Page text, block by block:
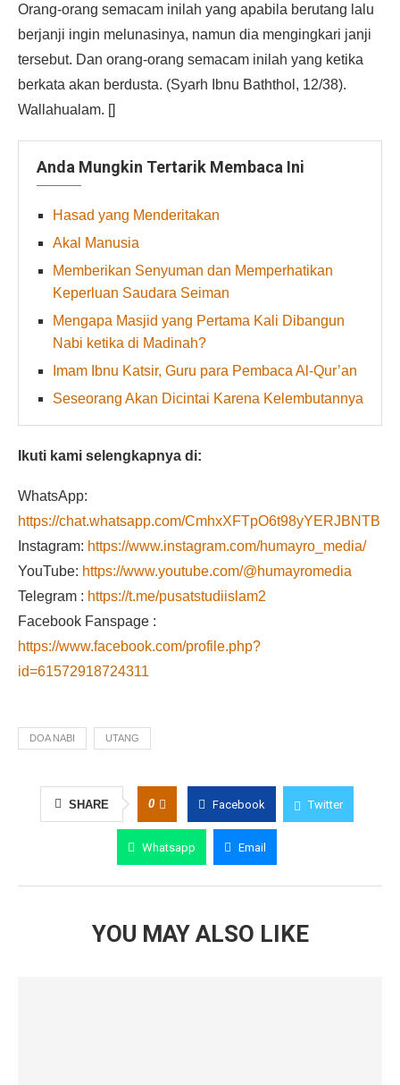
Orang-orang semacam inilah yang apabila berutang lalu
berjanji ingin melunasinya, namun dia mengingkari janji
tersebut. Dan orang-orang semacam inilah yang ketika
berkata akan berdusta. (Syarh Ibnu Baththol, 12/38).
Wallahualam. []
Anda Mungkin Tertarik Membaca Ini
Hasad yang Menderitakan
Akal Manusia
Memberikan Senyuman dan Memperhatikan
Keperluan Saudara Seiman
Mengapa Masjid yang Pertama Kali Dibangun
Nabi ketika di Madinah?
Imam Ibnu Katsir, Guru para Pembaca Al-Qur’an
Seseorang Akan Dicintai Karena Kelembutannya
Ikuti kami selengkapnya di:
WhatsApp:
https://chat.whatsapp.com/CmhxXFTpO6t98yYERJBNTB
Instagram: https://www.instagram.com/humayro_media/
YouTube: https://www.youtube.com/@humayromedia
Telegram : https://t.me/pusatstudiislam2
Facebook Fanspage :
https://www.facebook.com/profile.php?
id=61572918724311
DOA NABI UTANG
SHARE 0 Facebook Twitter
Whatsapp Email
YOU MAY ALSO LIKE